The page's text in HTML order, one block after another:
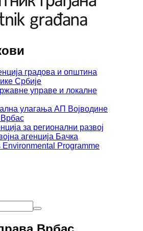
градова и општина
Србије
управе и локалне
улагања АП Војводине
за регионални развој
агенција Бачка
Programme